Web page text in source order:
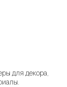
для декора,